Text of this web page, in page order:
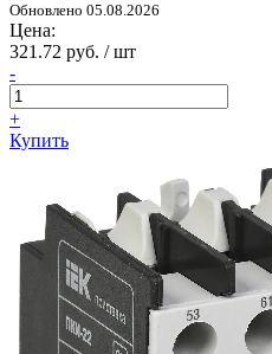
Обновлено 05.08.2026
Цена:
321.72 руб. / шт
-
+
Купить